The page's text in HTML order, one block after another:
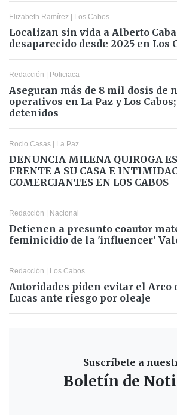
Elizabeth Ramírez Los Cabos
Localizan sin vida a Alberto
desaparecido desde 2025 en Los
Redacción Policiaca
Aseguran más de 8 mil dosis de
operativos en La Paz y Los
detenidos
Rocio Casas La Paz
DENUNCIA MILENA QUIROGA
FRENTE A SU CASA E
COMERCIANTES EN LOS CABOS
Redacción Nacional
Detienen a presunto coautor
feminicidio de la 'influencer'
Redacción Los Cabos
Autoridades piden evitar el Arco
Lucas ante riesgo por oleaje
Suscríbete a
Boletín de